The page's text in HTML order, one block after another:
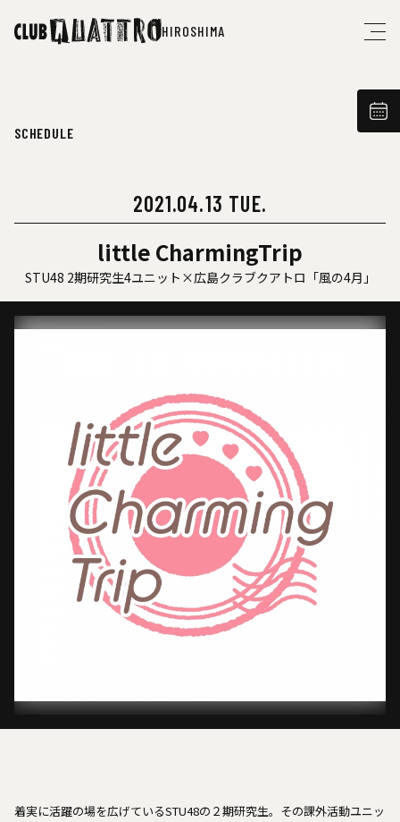
HIROSHIMA
SCHEDULE
2021.04.13 TUE.
little CharmingTrip
STU48 2期研究生4ユニット×広島クラブクアトロ「風の4月」
着実に活躍の場を広げているSTU48の２期研究生。その課外活動ユニッ